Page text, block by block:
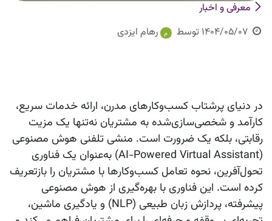
معرفی و اخبار
1404/05/07 توسط رهام ایزدی
در دنیای پرشتاب کسب‌وکارهای مدرن، ارائه خدمات سریع،
کارآمد و شخصی‌سازی‌شده به مشتریان نه‌تنها یک مزیت
رقابتی، بلکه یک ضرورت است. منشی تلفنی هوش مصنوعی
(AI-Powered Virtual Assistant) به‌عنوان یک فناوری
تحول‌آفرین، نحوه تعامل کسب‌وکارها با مشتریان را بازتعریف
کرده است. این فناوری با بهره‌گیری از هوش مصنوعی
پیشرفته، پردازش زبان طبیعی (NLP) و یادگیری ماشین،